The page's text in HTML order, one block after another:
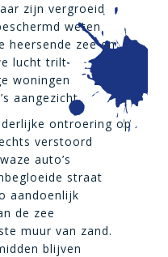
zijn vergroeid
weten
heersende zee en
lucht trilt
woningen
aangezicht.
ontroering op
verstoord
auto’s
straat
aandoenlijk
de zee
muur van zand.
blijven